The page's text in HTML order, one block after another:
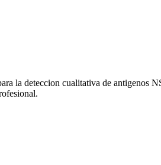
deteccion cualitativa de antigenos